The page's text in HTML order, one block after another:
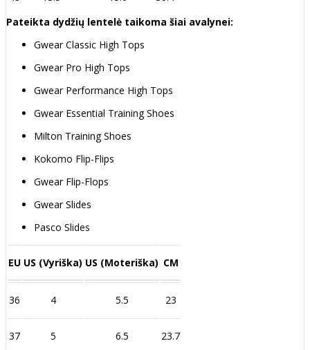
Pateikta dydžių lentelė taikoma šiai avalynei:
Gwear Classic High Tops
Gwear Pro High Tops
Gwear Performance High Tops
Gwear Essential Training Shoes
Milton Training Shoes
Kokomo Flip-Flips
Gwear Flip-Flops
Gwear Slides
Pasco Slides
EU US (Vyriška) US (Moteriška) CM
36 4 5.5 23
37 5 6.5 23.7